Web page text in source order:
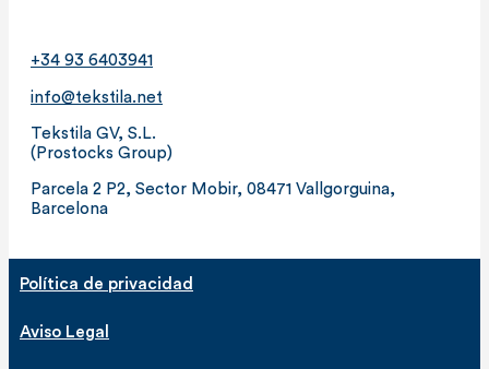
+34 93 6403941
info@tekstila.net
Tekstila GV, S.L.
(Prostocks Group)
Parcela 2 P2, Sector Mobir, 08471 Vallgorguina,
Barcelona
Política de privacidad
Aviso Legal